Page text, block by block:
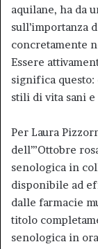
aquilane, ha da
sull’importanza
concretamente
Essere
significa
stili di vita sani e
Per Laura
dell’”Ottobre
senologica in
disponibile ad
dalle farmacie
titolo
senologica in